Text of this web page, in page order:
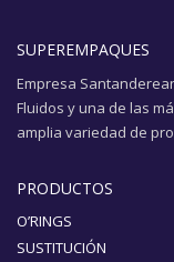
SUPEREMPAQUES
Empresa
Fluidos y una de las
amplia variedad de
PRODUCTOS
O’RINGS
SUSTITUCIÓN